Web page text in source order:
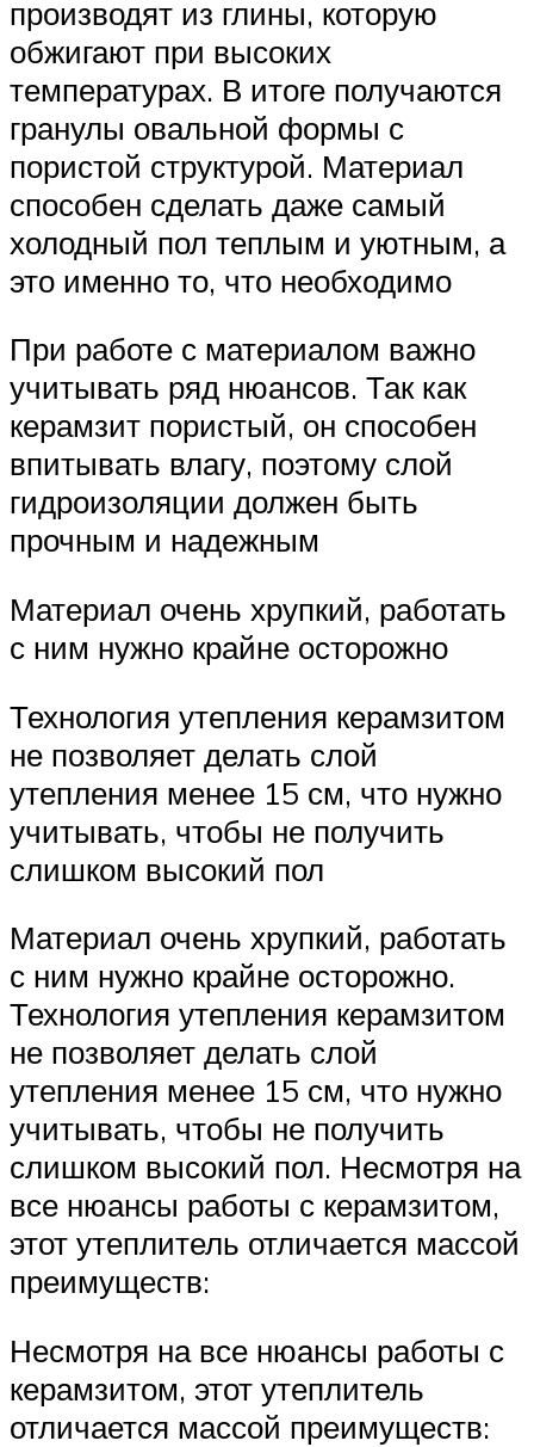
производят из глины, которую
обжигают при высоких
температурах. В итоге получаются
гранулы овальной формы с
пористой структурой. Материал
способен сделать даже самый
холодный пол теплым и уютным, а
это именно то, что необходимо
При работе с материалом важно
учитывать ряд нюансов. Так как
керамзит пористый, он способен
впитывать влагу, поэтому слой
гидроизоляции должен быть
прочным и надежным
Материал очень хрупкий, работать
с ним нужно крайне осторожно
Технология утепления керамзитом
не позволяет делать слой
утепления менее 15 см, что нужно
учитывать, чтобы не получить
слишком высокий пол
Материал очень хрупкий, работать
с ним нужно крайне осторожно.
Технология утепления керамзитом
не позволяет делать слой
утепления менее 15 см, что нужно
учитывать, чтобы не получить
слишком высокий пол. Несмотря на
все нюансы работы с керамзитом,
этот утеплитель отличается массой
преимуществ:
Несмотря на все нюансы работы с
керамзитом, этот утеплитель
отличается массой преимуществ: